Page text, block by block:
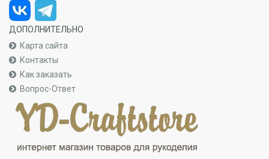
ДОПОЛНИТЕЛЬНО
Карта сайта
Контакты
Как заказать
Вопрос-Ответ